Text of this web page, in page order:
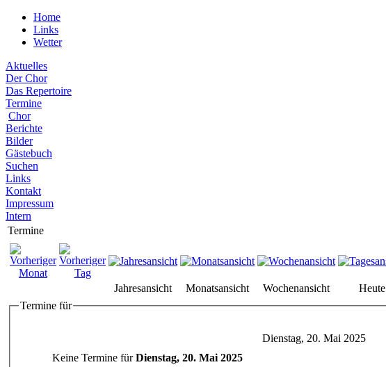
Home
Links
Wetter
Aktuelles
Der Chor
Das Repertoire
Termine
Chor
Berichte
Bilder
Gästebuch
Suchen
Links
Kontakt
Impressum
Intern
Termine
Jahresansicht Monatsansicht Wochenansicht Heute
Termine für
Dienstag, 20. Mai 2025
Keine Termine fürDienstag, 20. Mai 2025